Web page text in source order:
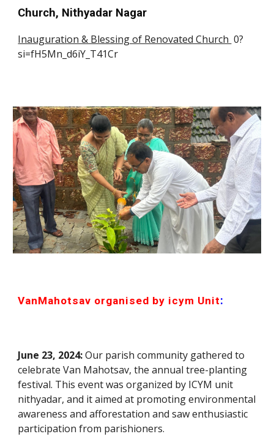
Church, Nithyadar Nagar
Inauguration & Blessing of Renovated Church 0?
si=fH5Mn_d6iY_T41Cr
VanMahotsav organised by icym Unit:
June 23, 2024:Our parish community gathered to
celebrate Van Mahotsav, the annual tree-planting
festival. This event was organized by ICYM unit
nithyadar, and it aimed at promoting environmental
awareness and afforestation and saw enthusiastic
participation from parishioners.